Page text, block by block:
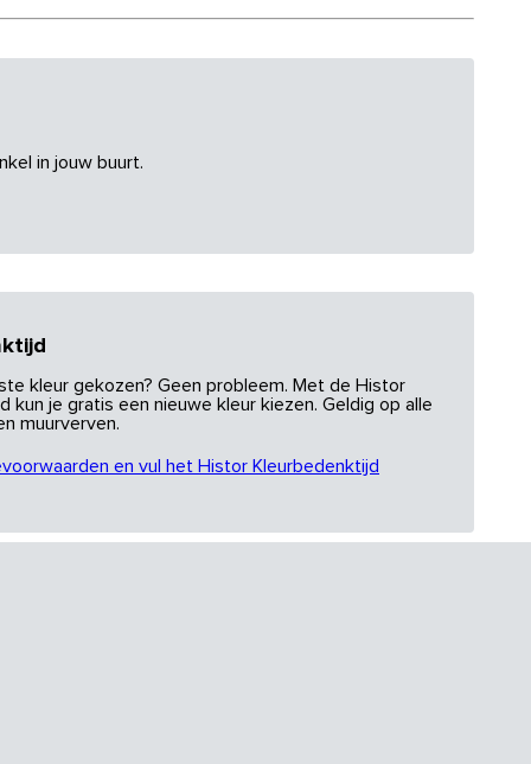
in jouw buurt.
kleur gekozen? Geen probleem. Met de Histor
kun je gratis een nieuwe kleur kiezen. Geldig op alle
muurverven.
en vul het Histor Kleurbedenktijd